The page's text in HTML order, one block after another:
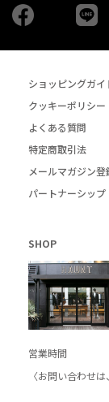
Facebook
ショッピングガイ
クッキーポリシー
よくある質問
特定商取引法
メールマガジン登
パートナーシップ
SHOP
営業時間
〈お問い合わせは、